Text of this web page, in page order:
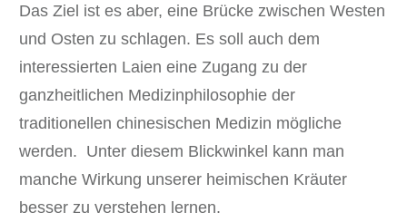
Das Ziel ist es aber, eine Brücke zwischen Westen
und Osten zu schlagen. Es soll auch dem
interessierten Laien eine Zugang zu der
ganzheitlichen Medizinphilosophie der
traditionellen chinesischen Medizin mögliche
werden. Unter diesem Blickwinkel kann man
manche Wirkung unserer heimischen Kräuter
besser zu verstehen lernen.